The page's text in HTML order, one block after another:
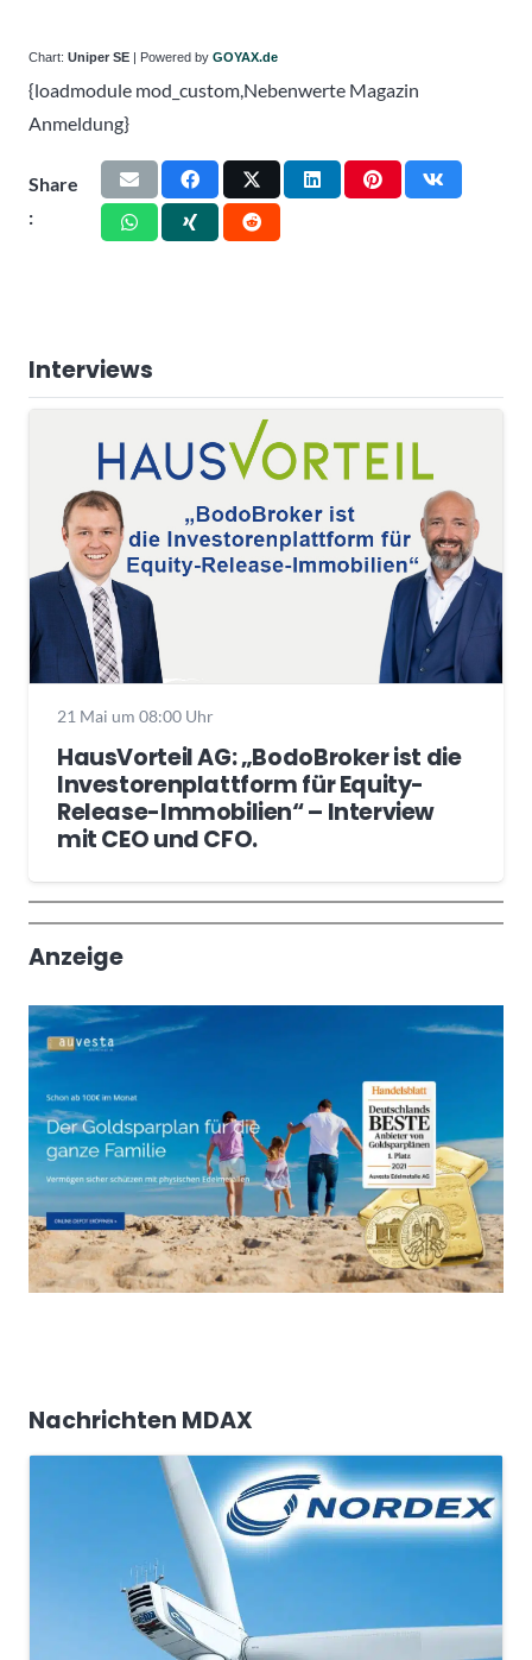
Chart: Uniper SE | Powered by GOYAX.de
{loadmodule mod_custom,Nebenwerte Magazin
Anmeldung}
Share
:
Interviews
21 Mai um 08:00 Uhr
HausVorteil AG: „BodoBroker ist die
Investorenplattform für Equity-
Release-Immobilien“ – Interview
mit CEO und CFO.
Wochenrückblick
Trendthemen
Anzeige
Nachrichten MDAX